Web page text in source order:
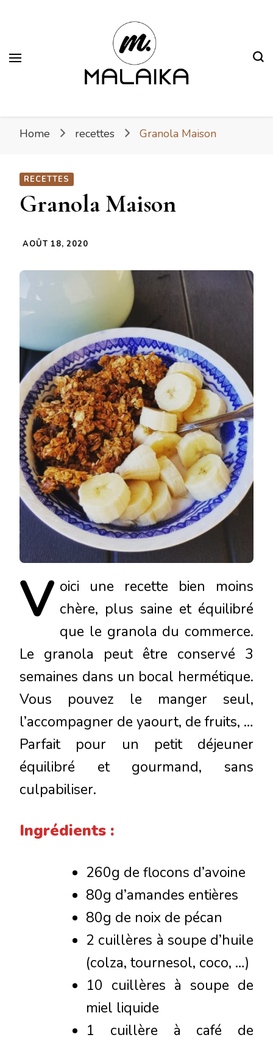
Home recettes Granola Maison
RECETTES
Granola Maison
AOÛT 18, 2020
V oici une recette bien moins
chère, plus saine et équilibré
que le granola du commerce.
Le granola peut être conservé 3
semaines dans un bocal hermétique.
Vous pouvez le manger seul,
l’accompagner de yaourt, de fruits, …
Parfait pour un petit déjeuner
équilibré et gourmand, sans
culpabiliser.
Ingrédients :
260g de flocons d’avoine
80g d’amandes entières
80g de noix de pécan
2 cuillères à soupe d’huile
(colza, tournesol, coco, …)
10 cuillères à soupe de
miel liquide
1 cuillère à café de